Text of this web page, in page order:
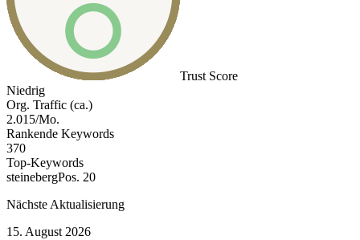
Trust Score
Niedrig
Org. Traffic (ca.)
2.015/Mo.
Rankende Keywords
370
Top-Keywords
steinebergPos. 20
Nächste Aktualisierung
15. August 2026